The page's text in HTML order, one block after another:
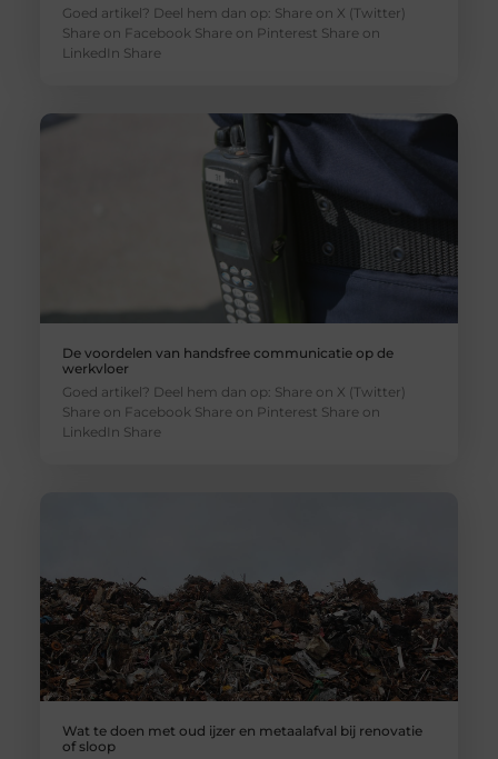
Goed artikel? Deel hem dan op: Share on X (Twitter)
Share on Facebook Share on Pinterest Share on
LinkedIn Share
De voordelen van handsfree communicatie op de
werkvloer
Goed artikel? Deel hem dan op: Share on X (Twitter)
Share on Facebook Share on Pinterest Share on
LinkedIn Share
Wat te doen met oud ijzer en metaalafval bij renovatie
of sloop